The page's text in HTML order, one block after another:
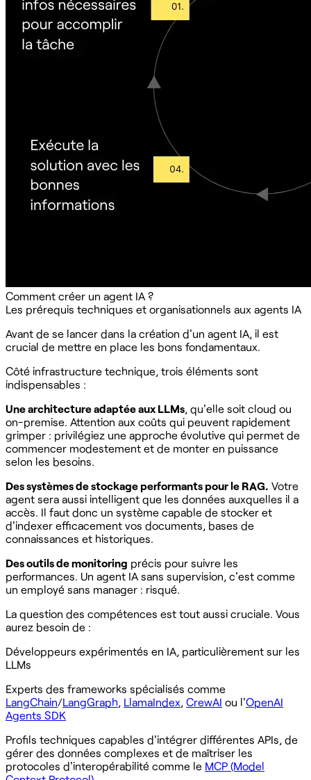
Comment créer un agent IA ?
Les prérequis techniques et organisationnels aux agents IA
Avant de se lancer dans la création d'un agent IA, il est
crucial de mettre en place les bons fondamentaux.
Côté infrastructure technique, trois éléments sont
indispensables :
Une architecture adaptée aux LLMs, qu'elle soit cloud ou
on-premise. Attention aux coûts qui peuvent rapidement
grimper : privilégiez une approche évolutive qui permet de
commencer modestement et de monter en puissance
selon les besoins.
Des systèmes de stockage performants pour le RAG. Votre
agent sera aussi intelligent que les données auxquelles il a
accès. Il faut donc un système capable de stocker et
d'indexer efficacement vos documents, bases de
connaissances et historiques.
Des outils de monitoring précis pour suivre les
performances. Un agent IA sans supervision, c'est comme
un employé sans manager : risqué.
La question des compétences est tout aussi cruciale. Vous
aurez besoin de :
Développeurs expérimentés en IA, particulièrement sur les
LLMs
Experts des frameworks spécialisés comme
LangChain/LangGraph, LlamaIndex, CrewAI ou l'OpenAI
Agents SDK
Profils techniques capables d'intégrer différentes APIs, de
gérer des données complexes et de maîtriser les
protocoles d'interopérabilité comme le MCP (Model